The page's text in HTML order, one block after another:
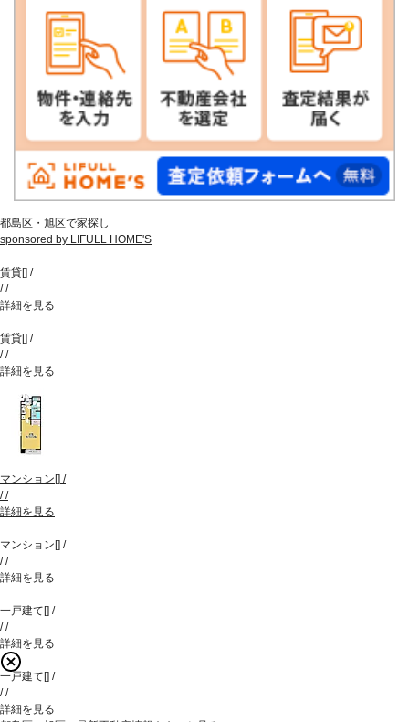
都島区・旭区で家探し
sponsored by LIFULL HOME'S
賃貸[] /
//
詳細を見る
賃貸[] /
//
詳細を見る
マンション[] /
//
詳細を見る
マンション[] /
//
詳細を見る
一戸建て[] /
//
詳細を見る
一戸建て[] /
//
詳細を見る